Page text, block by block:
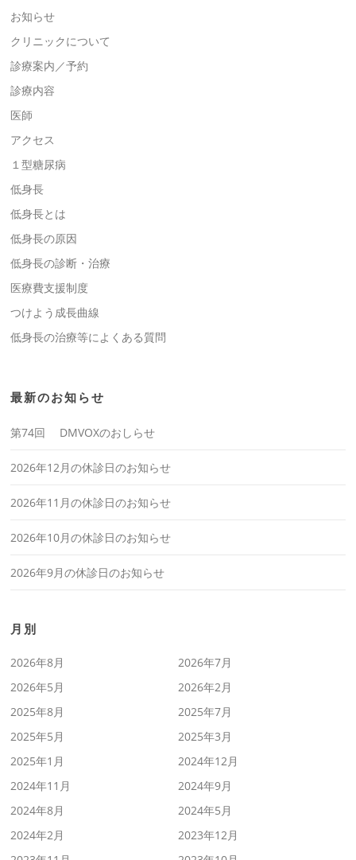
お知らせ
クリニックについて
診療案内／予約
診療内容
医師
アクセス
１型糖尿病
低身長
低身長とは
低身長の原因
低身長の診断・治療
医療費支援制度
つけよう成長曲線
低身長の治療等によくある質問
最新のお知らせ
第74回 DMVOXのおしらせ
2026年12月の休診日のお知らせ
2026年11月の休診日のお知らせ
2026年10月の休診日のお知らせ
2026年9月の休診日のお知らせ
月別
2026年8月
2026年7月
2026年5月
2026年2月
2025年8月
2025年7月
2025年5月
2025年3月
2025年1月
2024年12月
2024年11月
2024年9月
2024年8月
2024年5月
2024年2月
2023年12月